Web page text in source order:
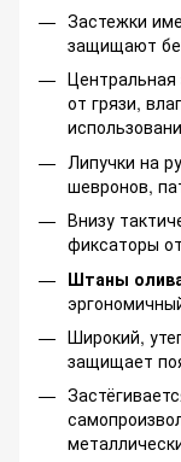
Застежки
защищают
от грязи,
Липучки на
шевронов,
Внизу
фиксаторы
Штаны
Широкий,
защищает